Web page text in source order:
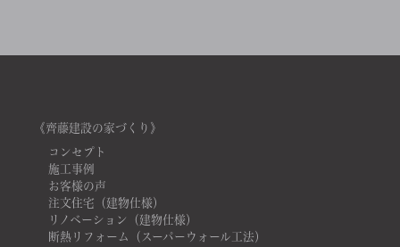
《齊藤建設の家づくり》
コンセプト
施工事例
お客様の声
注文住宅（建物仕様）
リノベーション（建物仕様）
断熱リフォーム（スーパーウォール工法）